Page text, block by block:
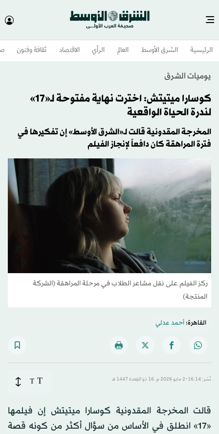
الرئيسية الشرق الأوسط​ العالم الرأي الاقتصاد ثقافة وفنون
يوميات الشرق
كوسارا ميتيتش: اخترت نهاية مفتوحة لـ«17»
لندرة الحياة الواقعية
المخرجة المقدونية قالت لـ«الشرق الأوسط» إن تفكيرها في
فترة المراهقة كان دافعاً لإنجاز الفيلم
ركز الفيلم على نقل مشاعر الطلاب في مرحلة المراهقة (الشركة
المنتجة)
القاهرة:أحمد عدلي
نُشر: 16:14-2 مايو 2026 م ـ 16 ذو القِعدة 1447 هـ T
T
قالت المخرجة المقدونية كوسارا ميتيتش إن فيلمها
«17» انطلق في الأساس من سؤال أكثر من كونه قصة